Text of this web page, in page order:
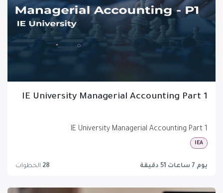
IE University Managerial Accounting Part 1
IE University Managerial Accounting Part 1
IEA
يوم 7 ساعات 51 دقيقة 28 الخطوات